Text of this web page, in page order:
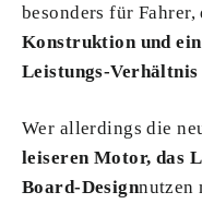
besonders für
Konstruktion und
Leistungs-Verhältnis
Wer allerdings die
leiseren Motor, das
Board-Designnutzen